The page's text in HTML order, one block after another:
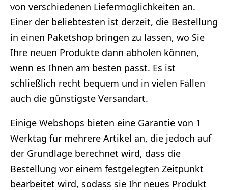
von verschiedenen Liefermöglichkeiten an.
Einer der beliebtesten ist derzeit, die Bestellung
in einen Paketshop bringen zu lassen, wo Sie
Ihre neuen Produkte dann abholen können,
wenn es Ihnen am besten passt. Es ist
schließlich recht bequem und in vielen Fällen
auch die günstigste Versandart.
Einige Webshops bieten eine Garantie von 1
Werktag für mehrere Artikel an, die jedoch auf
der Grundlage berechnet wird, dass die
Bestellung vor einem festgelegten Zeitpunkt
bearbeitet wird, sodass sie Ihr neues Produkt